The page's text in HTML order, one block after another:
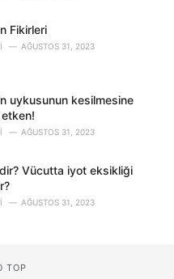
Fikirleri
AĞUSTOS 31, 2023
uykusunun kesilmesine
AĞUSTOS 31, 2023
Vücutta iyot eksikliği
AĞUSTOS 31, 2023
TOP